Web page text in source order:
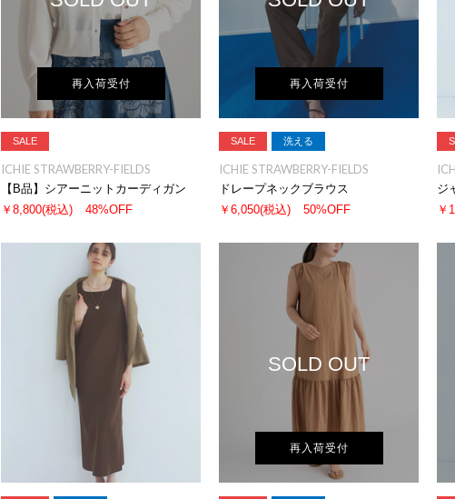
再入荷受付
SALE
ICHIE STRAWBERRY-FIELDS
【B品】シアーニットカーディガン
￥8,800(税込) 48%OFF
再入荷受付
SALE 洗える
ICHIE STRAWBERRY-FIELDS
ドレープネックブラウス
￥6,050(税込) 50%OFF
ジ
￥
SOLD OUT
再入荷受付